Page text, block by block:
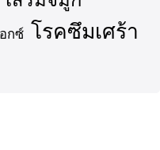
กซ์ โรคซึมเศร้า